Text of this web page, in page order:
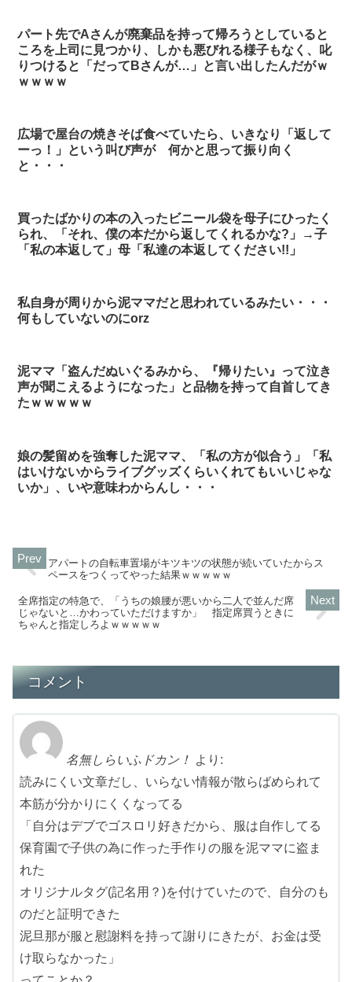
パート先でAさんが廃棄品を持って帰ろうとしていると
ころを上司に見つかり、しかも悪びれる様子もなく、叱
りつけると「だってBさんが…」と言い出したんだがｗ
ｗｗｗｗ
広場で屋台の焼きそば食べていたら、いきなり「返して
ーっ！」という叫び声が 何かと思って振り向く
と・・・
買ったばかりの本の入ったビニール袋を母子にひったく
られ、「それ、僕の本だから返してくれるかな?」→子
「私の本返して」母「私達の本返してください!!」
私自身が周りから泥ママだと思われているみたい・・・
何もしていないのにorz
泥ママ「盗んだぬいぐるみから、『帰りたい』って泣き
声が聞こえるようになった」と品物を持って自首してき
たｗｗｗｗｗ
娘の髪留めを強奪した泥ママ、「私の方が似合う」「私
はいけないからライブグッズくらいくれてもいいじゃな
いか」、いや意味わからんし・・・
アパートの自転車置場がキツキツの状態が続いていたからス
ペースをつくってやった結果ｗｗｗｗｗ
全席指定の特急で、「うちの娘腰が悪いから二人で並んだ席
じゃないと…かわっていただけますか」 指定席買うときに
ちゃんと指定しろよｗｗｗｗｗ
コメント
名無しらいふドカン！ より:
読みにくい文章だし、いらない情報が散らばめられて
本筋が分かりにくくなってる
「自分はデブでゴスロリ好きだから、服は自作してる
保育園で子供の為に作った手作りの服を泥ママに盗ま
れた
オリジナルタグ(記名用？)を付けていたので、自分のも
のだと証明できた
泥旦那が服と慰謝料を持って謝りにきたが、お金は受
け取らなかった」